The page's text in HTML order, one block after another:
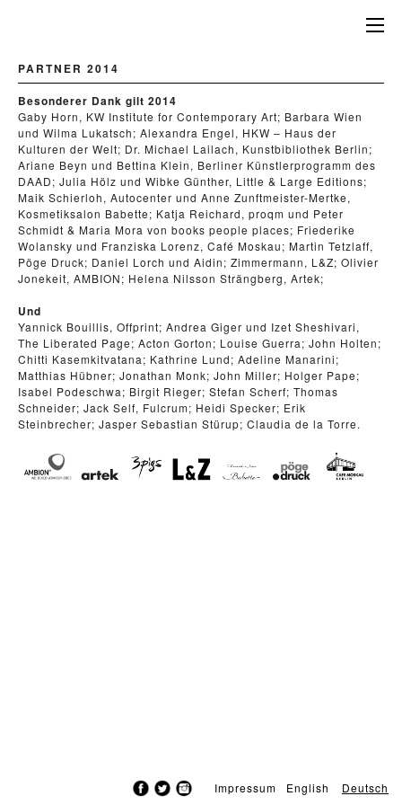
PARTNER 2014
Besonderer Dank gilt 2014
Gaby Horn, KW Institute for Contemporary Art; Barbara Wien
und Wilma Lukatsch; Alexandra Engel, HKW – Haus der
Kulturen der Welt; Dr. Michael Lailach, Kunstbibliothek Berlin;
Ariane Beyn und Bettina Klein, Berliner Künstlerprogramm des
DAAD; Julia Hölz und Wibke Günther, Little & Large Editions;
Maik Schierloh, Autocenter und Anne Zunftmeister-Mertke,
Kosmetiksalon Babette; Katja Reichard, proqm und Peter
Schmidt & Maria Mora von books people places; Friederike
Wolansky und Franziska Lorenz, Café Moskau; Martin Tetzlaff,
Pöge Druck; Daniel Lorch und Aidin; Zimmermann, L&Z; Olivier
Jonekeit, AMBION; Helena Nilsson Strängberg, Artek;
Und
Yannick Bouillis, Offprint; Andrea Giger und Izet Sheshivari,
The Liberated Page; Acton Gorton; Louise Guerra; John Holten;
Chitti Kasemkitvatana; Kathrine Lund; Adeline Manarini;
Matthias Hübner; Jonathan Monk; John Miller; Holger Pape;
Isabel Podeschwa; Birgit Rieger; Stefan Scherf; Thomas
Schneider; Jack Self, Fulcrum; Heidi Specker; Erik
Steinbrecher; Jasper Sebastian Stürup; Claudia de la Torre.
Impressum English Deutsch